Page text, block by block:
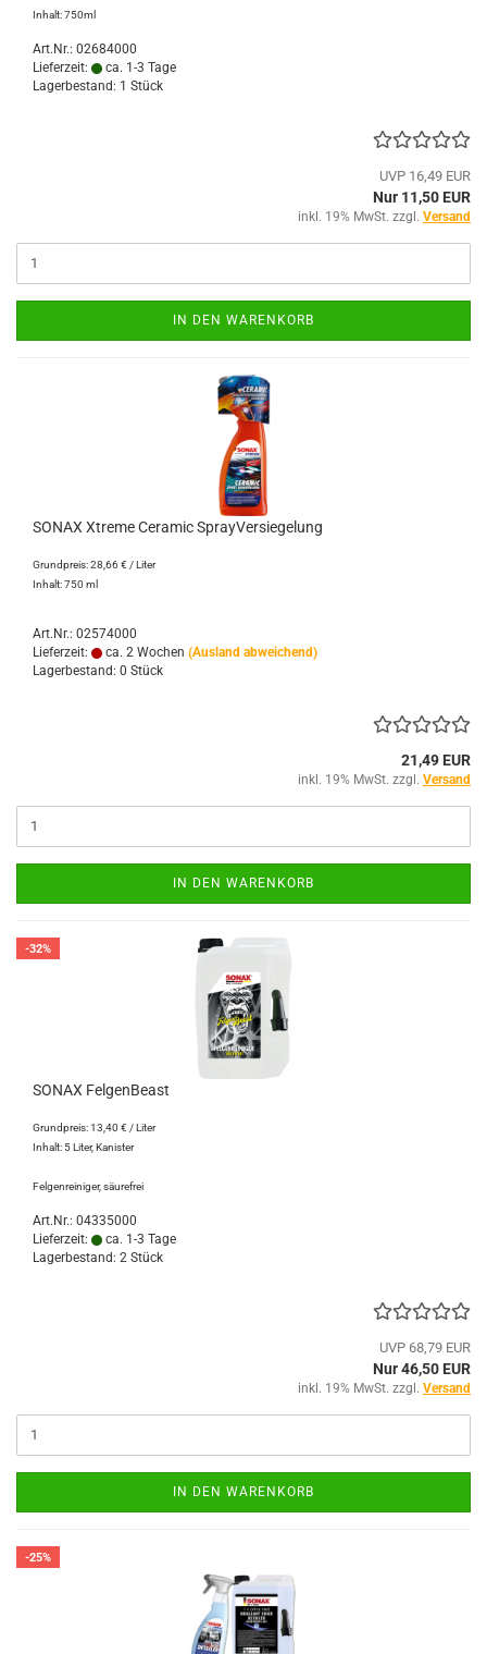
Inhalt: 750ml
Art.Nr.: 02684000
Lieferzeit:
ca. 1-3 Tage
Lagerbestand: 1 Stück
UVP 16,49 EUR
Nur 11,50 EUR
inkl. 19% MwSt. zzgl. Versand
IN DEN WARENKORB
SONAX Xtreme Ceramic SprayVersiegelung
Grundpreis: 28,66 € / Liter
Inhalt: 750 ml
Art.Nr.: 02574000
Lieferzeit:
ca. 2 Wochen (Ausland abweichend)
Lagerbestand: 0 Stück
21,49 EUR
inkl. 19% MwSt. zzgl. Versand
IN DEN WARENKORB
-32%
SONAX FelgenBeast
Grundpreis: 13,40 € / Liter
Inhalt: 5 Liter, Kanister
Felgenreiniger, säurefrei
Art.Nr.: 04335000
Lieferzeit:
ca. 1-3 Tage
Lagerbestand: 2 Stück
UVP 68,79 EUR
Nur 46,50 EUR
inkl. 19% MwSt. zzgl. Versand
IN DEN WARENKORB
-25%